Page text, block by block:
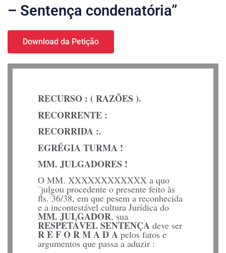
– Sentença condenatória”
Download da Petição
RECURSO : ( RAZÕES ).
RECORRENTE :
RECORRIDA :.
EGRÉGIA TURMA !
MM. JULGADORES !
O MM. XXXXXXXXXXXX a quo
¨julgou procedente o presente feito às
fls. 36/38, em que pesem a reconhecida
e a incontestável cultura Jurídica do
MM. JULGADOR, sua
RESPETÁVEL SENTENÇA deve ser
R E F O R M A D A pelos fatos e
argumentos que passa a aduzir :